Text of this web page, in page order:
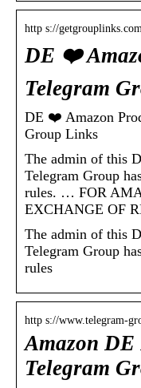
http s://
DE ❤️
Telegram
DE ❤️ Amazon
Group Links
The admin of this
Telegram Group
rules. … FOR
EXCHANGE OF
The admin of this
Telegram Group
rules
http s://www.telegram-
Amazon
Telegram